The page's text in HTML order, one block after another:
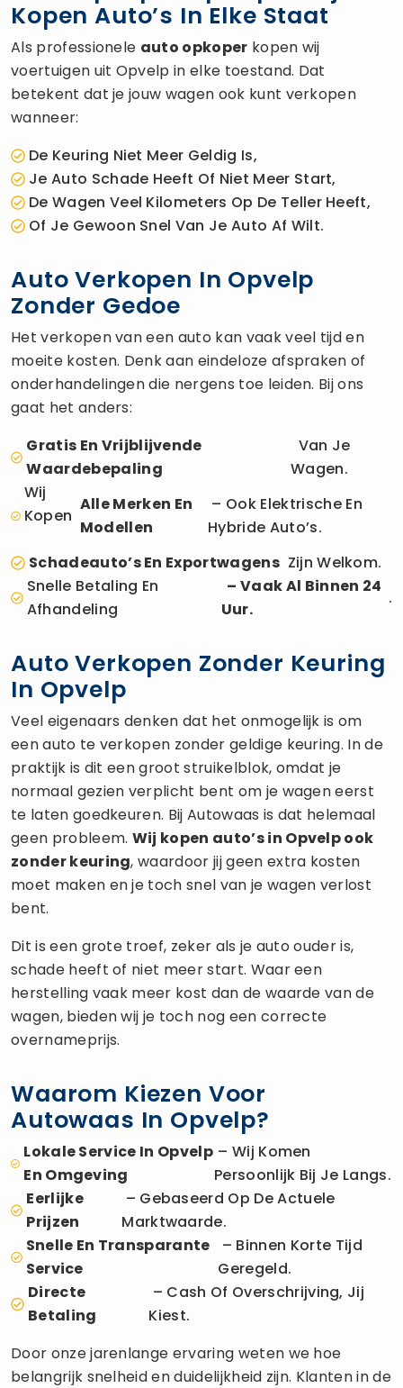
Kopen Auto’s In Elke Staat
Als professionele auto opkoper kopen wij
voertuigen uit Opvelp in elke toestand. Dat
betekent dat je jouw wagen ook kunt verkopen
wanneer:
De Keuring Niet Meer Geldig Is,
Je Auto Schade Heeft Of Niet Meer Start,
De Wagen Veel Kilometers Op De Teller Heeft,
Of Je Gewoon Snel Van Je Auto Af Wilt.
Auto Verkopen In Opvelp
Zonder Gedoe
Het verkopen van een auto kan vaak veel tijd en
moeite kosten. Denk aan eindeloze afspraken of
onderhandelingen die nergens toe leiden. Bij ons
gaat het anders:
Gratis En Vrijblijvende
Waardebepaling
Van Je
Wagen.
Wij
Kopen
Alle Merken En
Modellen
– Ook Elektrische En
Hybride Auto’s.
Schadeauto’s En ExportwagensZijn Welkom.
Snelle Betaling En
Afhandeling
– Vaak Al Binnen 24
Uur.
.
Auto Verkopen Zonder Keuring
In Opvelp
Veel eigenaars denken dat het onmogelijk is om
een auto te verkopen zonder geldige keuring. In de
praktijk is dit een groot struikelblok, omdat je
normaal gezien verplicht bent om je wagen eerst
te laten goedkeuren. Bij Autowaas is dat helemaal
geen probleem. Wij kopen auto’s in Opvelp ook
zonder keuring, waardoor jij geen extra kosten
moet maken en je toch snel van je wagen verlost
bent.
Dit is een grote troef, zeker als je auto ouder is,
schade heeft of niet meer start. Waar een
herstelling vaak meer kost dan de waarde van de
wagen, bieden wij je toch nog een correcte
overnameprijs.
Waarom Kiezen Voor
Autowaas In Opvelp?
Lokale Service In Opvelp
En Omgeving
– Wij Komen
Persoonlijk Bij Je Langs.
Eerlijke
Prijzen
– Gebaseerd Op De Actuele
Marktwaarde.
Snelle En Transparante
Service
– Binnen Korte Tijd
Geregeld.
Directe
Betaling
– Cash Of Overschrijving, Jij
Kiest.
Door onze jarenlange ervaring weten we hoe
belangrijk snelheid en duidelijkheid zijn. Klanten in de